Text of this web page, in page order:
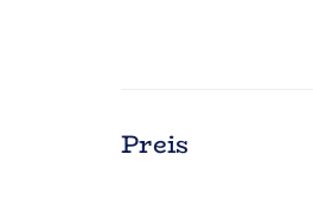
Preis